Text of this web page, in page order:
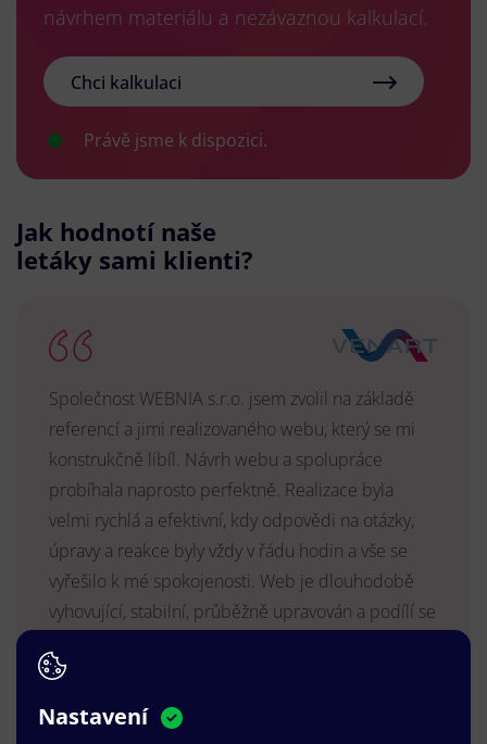
návrhem materiálu a nezávaznou kalkulací.
Chci kalkulaci
Právě jsme k dispozici.
Jak hodnotí naše
letáky sami klienti?
Společnost WEBNIA s.r.o. jsem zvolil na základě
referencí a jimi realizovaného webu, který se mi
konstrukčně libíl. Návrh webu a spolupráce
probíhala naprosto perfektně. Realizace byla
velmi rychlá a efektivní, kdy odpovědi na otázky,
úpravy a reakce byly vždy v řádu hodin a vše se
vyřešilo k mé spokojenosti. Web je dlouhodobě
vyhovující, stabilní, průběžně upravován a podílí se
VENART s.r.o.
Nastavení